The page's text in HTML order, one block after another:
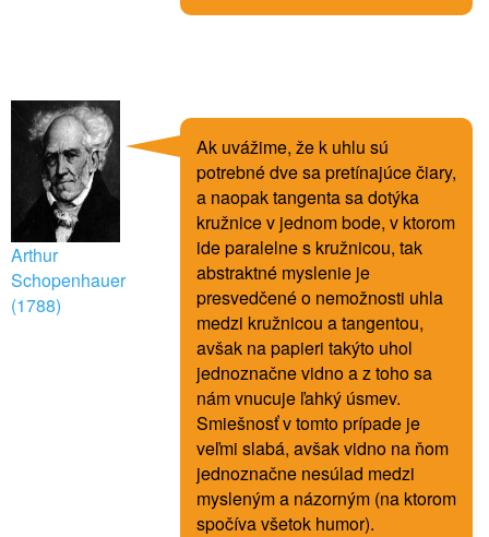
Arthur
Schopenhauer
(1788)
Ak uvážime, že k uhlu sú
potrebné dve sa pretínajúce čiary,
a naopak tangenta sa dotýka
kružnice v jednom bode, v ktorom
ide paralelne s kružnicou, tak
abstraktné myslenie je
presvedčené o nemožnosti uhla
medzi kružnicou a tangentou,
avšak na papieri takýto uhol
jednoznačne vidno a z toho sa
nám vnucuje ľahký úsmev.
Smiešnosť v tomto prípade je
veľmi slabá, avšak vidno na ňom
jednoznačne nesúlad medzi
mysleným a názorným (na ktorom
spočíva všetok humor).